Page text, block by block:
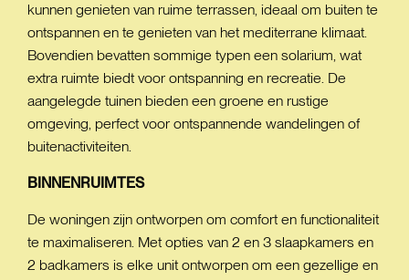
kunnen genieten van ruime terrassen, ideaal om buiten te
ontspannen en te genieten van het mediterrane klimaat.
Bovendien bevatten sommige typen een solarium, wat
extra ruimte biedt voor ontspanning en recreatie. De
aangelegde tuinen bieden een groene en rustige
omgeving, perfect voor ontspannende wandelingen of
buitenactiviteiten.
BINNENRUIMTES
De woningen zijn ontworpen om comfort en functionaliteit
te maximaliseren. Met opties van 2 en 3 slaapkamers en
2 badkamers is elke unit ontworpen om een gezellige en